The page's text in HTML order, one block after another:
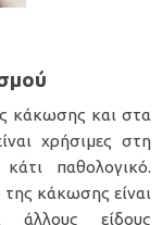
κάκωσης και στα
χρήσιμες στη
παθολογικό.
κάκωσης είναι
είδους